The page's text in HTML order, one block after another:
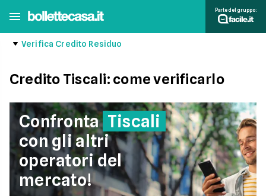
Parte del gruppo:
Verifica Credito Residuo
Credito Tiscali: come verificarlo
Confronta Tiscali
con gli altri
operatori del
mercato!